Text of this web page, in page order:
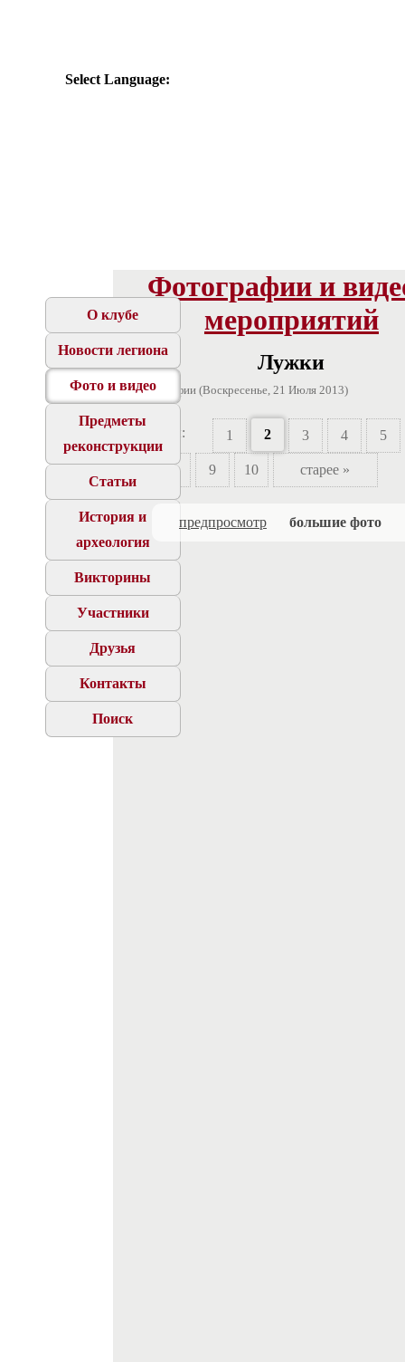
Select Language:
О клубе
Новости легиона
Фото и видео
Предметы
реконструкции
Статьи
История и
археология
Викторины
Участники
Друзья
Контакты
Поиск
Фотографии и
мероприятий
Лужки
192 фотографии (Воскресенье, 21 Июля 2013)
Страницы: 1 2 3 4 5
7 8 9 10 старее »
предпросмотр большие фото